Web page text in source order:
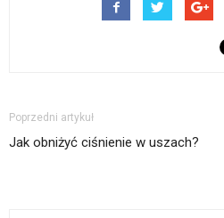
Poprzedni artykuł
Jak obniżyć ciśnienie w uszach?